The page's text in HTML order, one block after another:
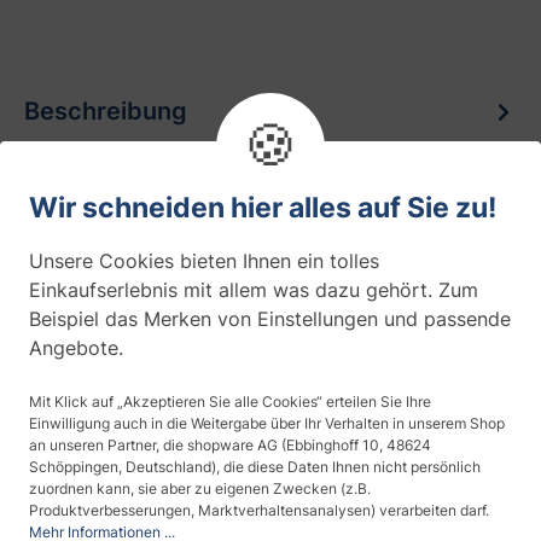
Beschreibung
Diese selbstklebende Glasdekorfolie
entspricht in der Standardausführung im
sandgest…Mehr
Produktdaten
Bewertungen
Fragen zum Artikel 0
Produktsicherheit
🍪
Wir schneiden hier alles auf Sie zu!
Unsere Cookies bieten Ihnen ein tolles
Einkaufserlebnis mit allem was dazu gehört. Zum
Beispiel das Merken von Einstellungen und passende
Angebote.
Mit Klick auf „Akzeptieren Sie alle Cookies“ erteilen Sie Ihre
Einwilligung auch in die Weitergabe über Ihr Verhalten in unserem Shop
an unseren Partner, die shopware AG (Ebbinghoff 10, 48624
Schöppingen, Deutschland), die diese Daten Ihnen nicht persönlich
zuordnen kann, sie aber zu eigenen Zwecken (z.B.
Produktverbesserungen, Marktverhaltensanalysen) verarbeiten darf.
Mehr Informationen ...